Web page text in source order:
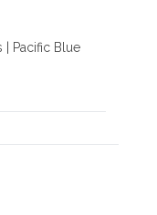
| Pacific Blue